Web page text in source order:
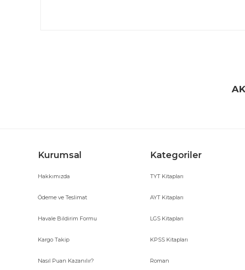
Kurumsal
Hakkımızda
Ödeme ve Teslimat
Havale Bildirim Formu
Kargo Takip
Nasıl Puan Kazanılır?
Kategoriler
TYT Kitapları
AYT Kitapları
LGS Kitapları
KPSS Kitapları
Roman